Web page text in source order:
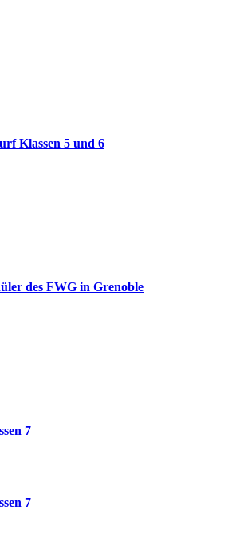
Klassen 5 und 6
des FWG in Grenoble
7
7